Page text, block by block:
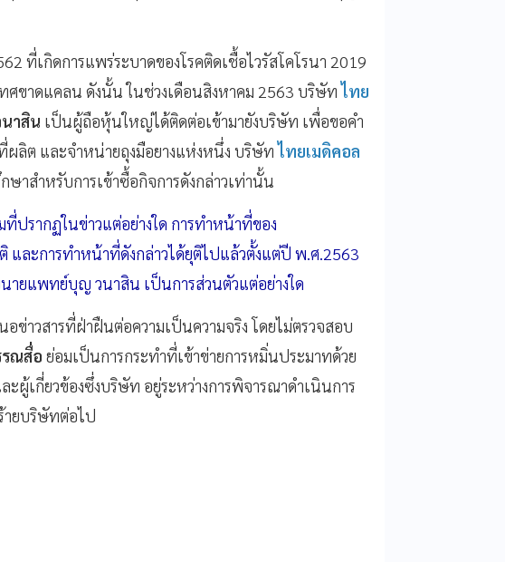
ที่เกิดการแพร่ระบาดของโรคติดเชื้อไวรัสโคโรนา 2019
ศขาดแคลน ดังนั้น ในช่วงเดือนสิงหาคม 2563 บริษัทไทย
าสิน เป็นผู้ถือหุ้นใหญ่ได้ติดต่อเข้ามายังบริษัท เพื่อขอคำ
ผลิต และจำหน่ายถุงมือยางแห่งหนึ่ง บริษัทไทยเมดิคอล
าสำหรับการเข้าซื้อกิจการดังกล่าวเท่านั้น
ที่ปรากฏในข่าวแต่อย่างใด การทำหน้าที่ของ
และการทำหน้าที่ดังกล่าวได้ยุติไปแล้วตั้งแต่ปี พ.ศ.2563
ยแพทย์บุญ วนาสิน เป็นการส่วนตัวแต่อย่างใด
าวสารที่ฝ่าฝืนต่อความเป็นความจริง โดยไม่ตรวจสอบ
รณสื่อ ย่อมเป็นการกระทำที่เข้าข่ายการหมิ่นประมาทด้วย
เกี่ยวข้องซึ่งบริษัท อยู่ระหว่างการพิจารณาดำเนินการ
ายบริษัทต่อไป